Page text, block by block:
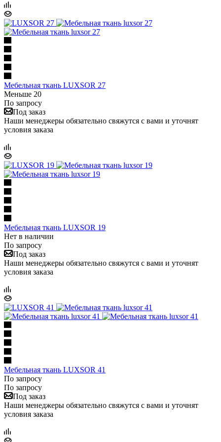
Мебельная ткань LUXSOR 27
Меньше 20
По запросу
Под заказ
Наши менеджеры обязательно свяжутся с вами и уточнят
условия заказа
Мебельная ткань LUXSOR 19
Нет в наличии
По запросу
Под заказ
Наши менеджеры обязательно свяжутся с вами и уточнят
условия заказа
Мебельная ткань LUXSOR 41
По запросу
По запросу
Под заказ
Наши менеджеры обязательно свяжутся с вами и уточнят
условия заказа